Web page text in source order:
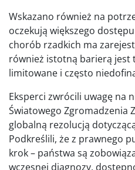
Wskazano również na
oczekują większego
chorób rzadkich ma
również istotną barierą jest
limitowane i często
Eksperci zwrócili uwagę na
Światowego Zgromadzenia
globalną rezolucją
Podkreślili, że z prawnego
krok – państwa są
wczesnej diagnozy,